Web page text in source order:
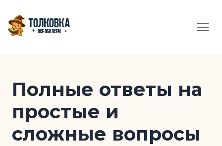
Полные ответы на
простые и
сложные вопросы